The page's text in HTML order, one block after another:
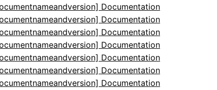
Documentation
Documentation
Documentation
Documentation
Documentation
Documentation
Documentation